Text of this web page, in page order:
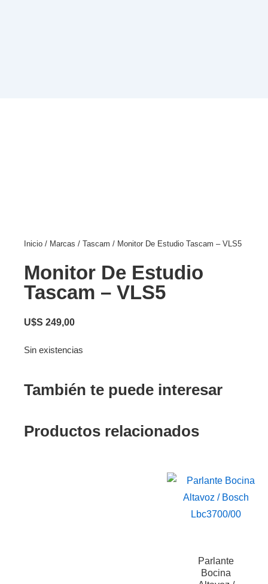
Inicio / Marcas / Tascam / Monitor De Estudio Tascam – VLS5
Monitor De Estudio
Tascam – VLS5
U$S 249,00
Sin existencias
También te puede interesar
Productos relacionados
Parlante
Bocina